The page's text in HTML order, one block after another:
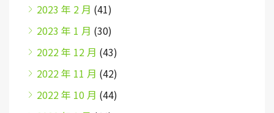
2023 年 2 月 (41)
2023 年 1 月 (30)
2022 年 12 月 (43)
2022 年 11 月 (42)
2022 年 10 月 (44)